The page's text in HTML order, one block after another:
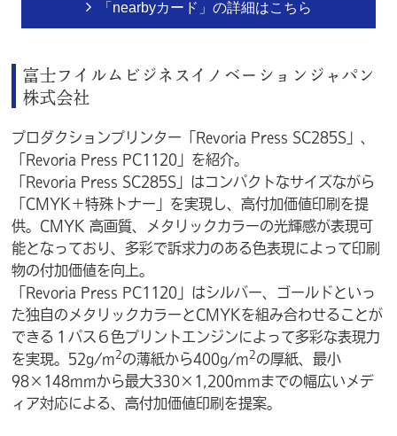
「nearbyカード」の詳細はこちら
富士フイルムビジネスイノベーションジャパン
株式会社
プロダクションプリンター「Revoria Press SC285S」、
「Revoria Press PC1120」を紹介。
「Revoria Press SC285S」はコンパクトなサイズながら
「CMYK＋特殊トナー」を実現し、高付加価値印刷を提
供。CMYK 高画質、メタリックカラーの光輝感が表現可
能となっており、多彩で訴求力のある色表現によって印刷
物の付加価値を向上。
「Revoria Press PC1120」はシルバー、ゴールドといっ
た独自のメタリックカラーとCMYKを組み合わせることが
できる１パス６色プリントエンジンによって多彩な表現力
を実現。52g/m2の薄紙から400g/m2の厚紙、最小
98×148mmから最大330×1,200mmまでの幅広いメデ
ィア対応による、高付加価値印刷を提案。